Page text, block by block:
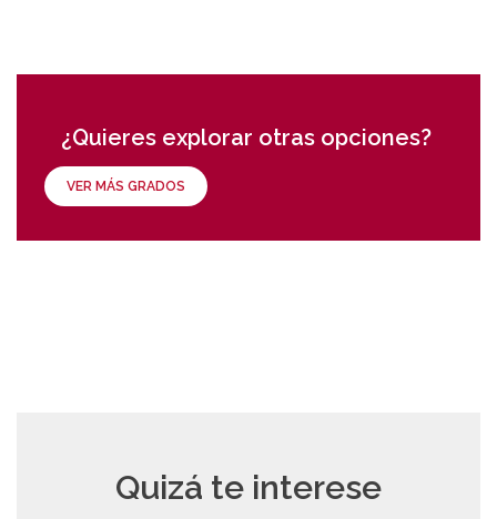
¿Quieres explorar otras opciones?
VER MÁS GRADOS
Quizá te interese